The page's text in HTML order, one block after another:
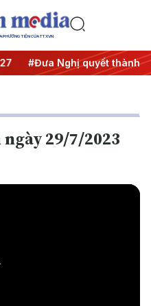
PHƯƠNG TIỆN CỦA TTXVN
#Đưa Nghị quyết thành
29/7/2023